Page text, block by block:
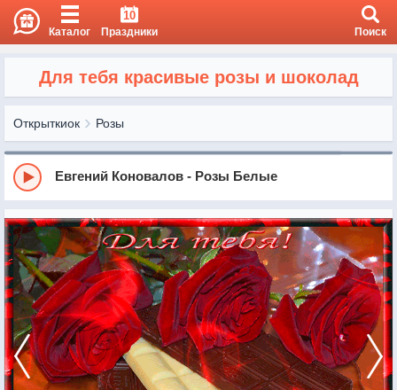
Каталог
10
Праздники Поиск
Для тебя красивые розы и шоколад
Открыткиок Розы
Евгений Коновалов - Розы Белые